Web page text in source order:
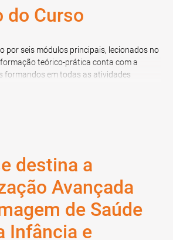
do Curso
por seis módulos principais, lecionados no
teórico-prática conta com a
formandos em todas as atividades
na Infância e Adolescência
conceitos de saúde e doença mental, os
risco. Além disso, serão abordadas
na enfermagem de saúde mental e
Mental
destina a
Avançada
de Saúde
Infância e